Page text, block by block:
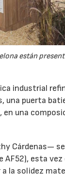
están
industrial
puerta
una
Cárdenas—
esta
la solidez